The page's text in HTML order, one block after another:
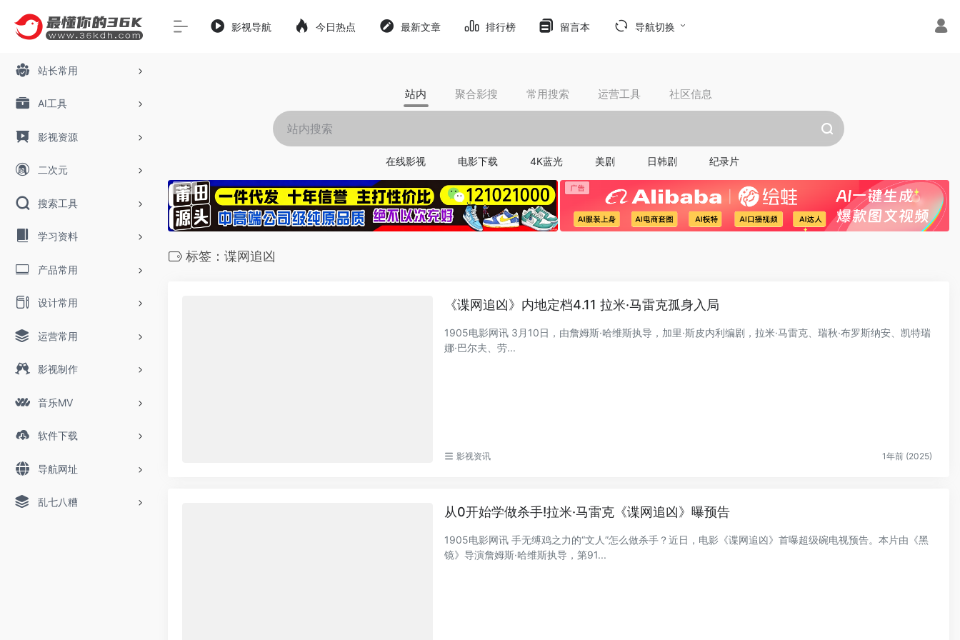
站长常用
AI工具
影视资源
二次元
搜索工具
学习资料
产品常用
设计常用
运营常用
影视制作
音乐MV
软件下载
导航网址
乱七八糟
影视导航 今日热点 最新文章 排行榜 留言本 导航切换
站内 聚合影搜 常用搜索 运营工具 社区信息
在线影视 电影下载 4K蓝光 美剧 日韩剧 纪录片
标签：谍网追凶
《谍网追凶》内地定档4.11 拉米·马雷克孤身入局
1905电影网讯 3月10日，由詹姆斯·哈维斯执导，加里·斯皮内利编剧，拉米·马雷克、瑞秋·布罗斯纳安、凯特瑞
娜·巴尔夫、劳...
影视资讯 1年前 (2025)
从0开始学做杀手!拉米·马雷克《谍网追凶》曝预告
1905电影网讯 手无缚鸡之力的“文人”怎么做杀手？近日，电影《谍网追凶》首曝超级碗电视预告。本片由《黑
镜》导演詹姆斯·哈维斯执导，第91...